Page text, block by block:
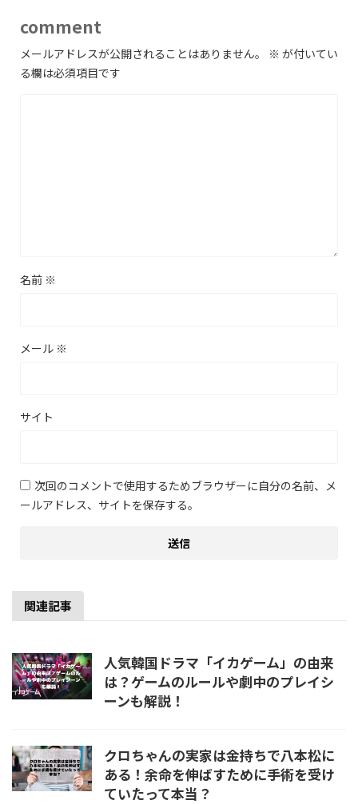
comment
メールアドレスが公開されることはありません。 ※ が付いてい
る欄は必須項目です
名前 ※
メール ※
サイト
次回のコメントで使用するためブラウザーに自分の名前、メ
ールアドレス、サイトを保存する。
関連記事
人気韓国ドラマ「イカゲーム」の由来
は？ゲームのルールや劇中のプレイシ
ーンも解説！
クロちゃんの実家は金持ちで八本松に
ある！余命を伸ばすために手術を受け
ていたって本当？